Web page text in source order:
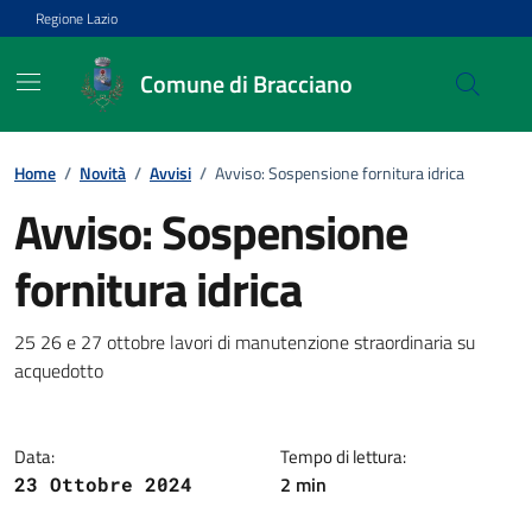
Vai ai contenuti
Vai al footer
Regione Lazio
Comune di Bracciano
Home / Novità / Avvisi / Avviso: Sospensione fornitura idrica
Avviso: Sospensione
fornitura idrica
Dettagli della notizia
25 26 e 27 ottobre lavori di manutenzione straordinaria su
acquedotto
Data:
23 Ottobre 2024
Tempo di lettura:
2 min